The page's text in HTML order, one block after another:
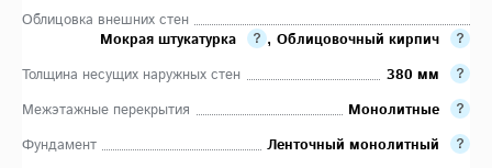
Облицовка внешних стен
Мокрая штукатурка
, Облицовочный кирпич
Толщина несущих наружных стен
380 мм
Межэтажные перекрытия
Монолитные
Фундамент
Ленточный монолитный